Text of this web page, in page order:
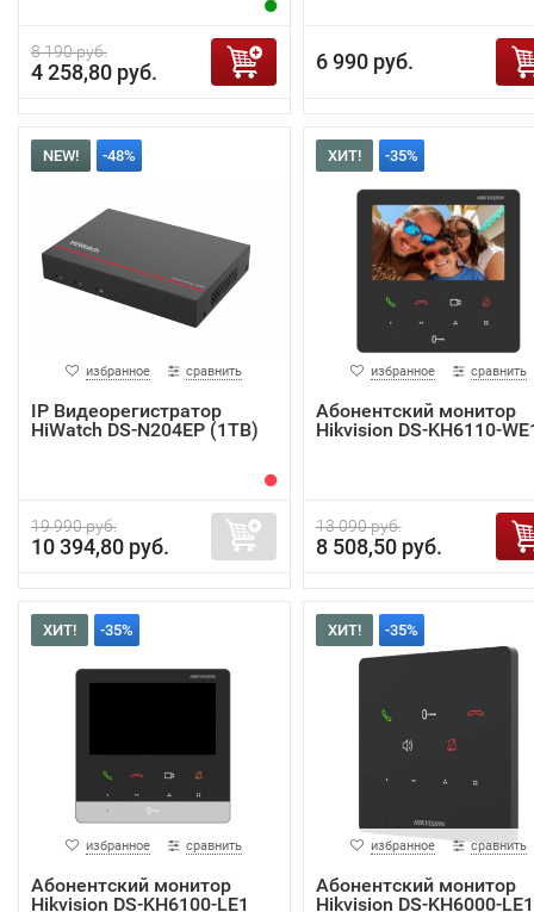
8 190 руб.
4 258,80 руб. 6 990 руб.
NEW! -48%
избранное сравнить
IP Видеорегистратор
HiWatch DS-N204EP (1TB)
19 990 руб.
10 394,80 руб.
ХИТ! -35%
избранное сравнить
Абонентский монитор
Hikvision DS-KH6110-
13 090 руб.
8 508,50 руб.
ХИТ! -35%
избранное сравнить
Абонентский монитор
Hikvision DS-KH6100-LE1
ХИТ! -35%
избранное сравнить
Абонентский монитор
Hikvision DS-KH6000-LE1